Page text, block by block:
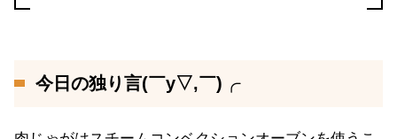
今日の独り言(￣y▽,￣)╭